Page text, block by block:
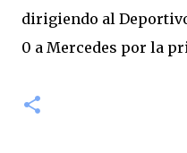
dirigiendo al
0 a Mercedes por la